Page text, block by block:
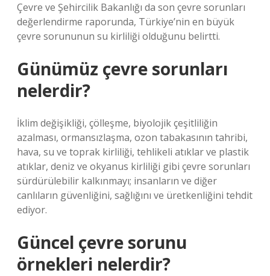
Çevre ve Şehircilik Bakanlığı da son çevre sorunları
değerlendirme raporunda, Türkiye’nin en büyük
çevre sorununun su kirliliği olduğunu belirtti.
Günümüz çevre sorunları
nelerdir?
İklim değişikliği, çölleşme, biyolojik çeşitliliğin
azalması, ormansızlaşma, ozon tabakasının tahribi,
hava, su ve toprak kirliliği, tehlikeli atıklar ve plastik
atıklar, deniz ve okyanus kirliliği gibi çevre sorunları
sürdürülebilir kalkınmayı; insanların ve diğer
canlıların güvenliğini, sağlığını ve üretkenliğini tehdit
ediyor.
Güncel çevre sorunu
örnekleri nelerdir?